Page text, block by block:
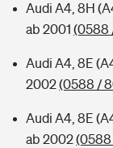
Audi A4, 8H
ab 2001 (0588
Audi A4, 8E
2002(0588 /
Audi A4, 8E
ab 2002